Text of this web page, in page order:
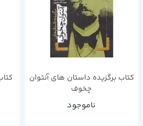
کتاب برگزیده داستان های آنتوان
چخوف
ناموجود